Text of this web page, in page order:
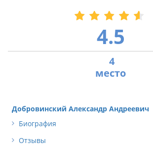
4.5
4
Добровинский Александр Андреевич
Биография
Отзывы